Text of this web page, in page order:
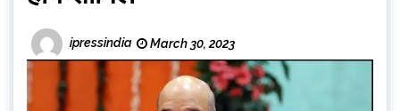
ipressindia March 30, 2023